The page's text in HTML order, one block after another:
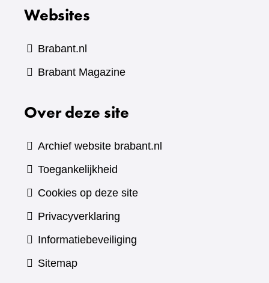
Websites
Brabant.nl
Brabant Magazine(verwijst
een
website)
Over deze site
Archief website brabant.nl
Toegankelijkheid
Cookies op deze site
Privacyverklaring
Informatiebeveiliging
Sitemap